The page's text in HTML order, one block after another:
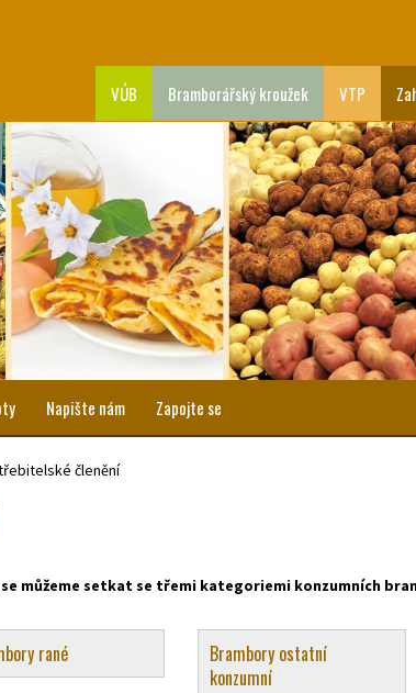
VÚB Bramborářský kroužek VTP
Napište nám Zapojte se
členění
můžeme setkat se třemi kategoriemi konzumních
rané
Brambory ostatní
konzumní